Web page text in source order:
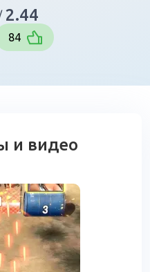
2.44
84
и видео